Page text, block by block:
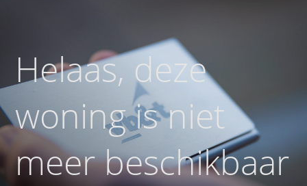
Helaas, deze
woning is niet
meer beschikbaar